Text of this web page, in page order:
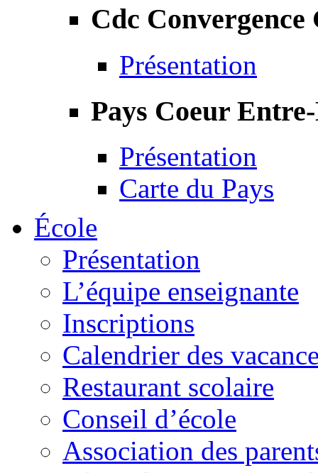
Cdc Convergence
Présentation
Pays Coeur
Présentation
Carte du Pays
École
Présentation
L’équipe enseignante
Inscriptions
Calendrier des
Restaurant scolaire
Conseil d’école
Association des